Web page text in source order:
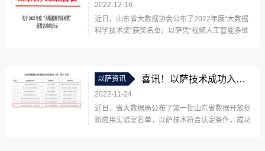
2022-12-16
近日，山东省大数据协会公布了2022年度“大数据
科学技术奖”获奖名单，以萨凭“视频人工智能多维
科学技术奖的指导意见》规定及相关要...
以萨资讯 喜讯！以萨技术成功入选第一批山东省数据开放创新应用实验室名单！
2022-11-24
近日，省大数据局公布了第一批山东省数据开放创
新应用实验室名单，以萨技术符合认定条件，成功